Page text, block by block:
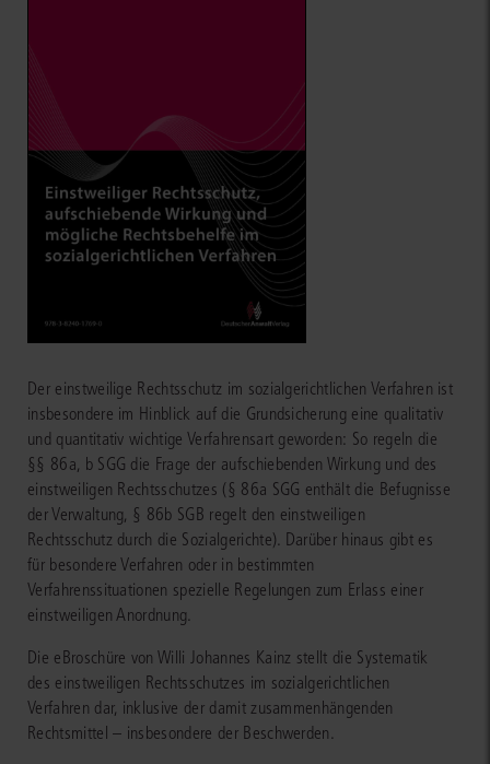
Der einstweilige Rechtsschutz im sozialgerichtlichen Verfahren ist
insbesondere im Hinblick auf die Grundsicherung eine qualitativ
und quantitativ wichtige Verfahrensart geworden: So regeln die
§§ 86a, b SGG die Frage der aufschiebenden Wirkung und des
einstweiligen Rechtsschutzes (§ 86a SGG enthält die Befugnisse
der Verwaltung, § 86b SGB regelt den einstweiligen
Rechtsschutz durch die Sozialgerichte). Darüber hinaus gibt es
für besondere Verfahren oder in bestimmten
Verfahrenssituationen spezielle Regelungen zum Erlass einer
einstweiligen Anordnung.
Die eBroschüre von Willi Johannes Kainz stellt die Systematik
des einstweiligen Rechtsschutzes im sozialgerichtlichen
Verfahren dar, inklusive der damit zusammenhängenden
Rechtsmittel – insbesondere der Beschwerden.